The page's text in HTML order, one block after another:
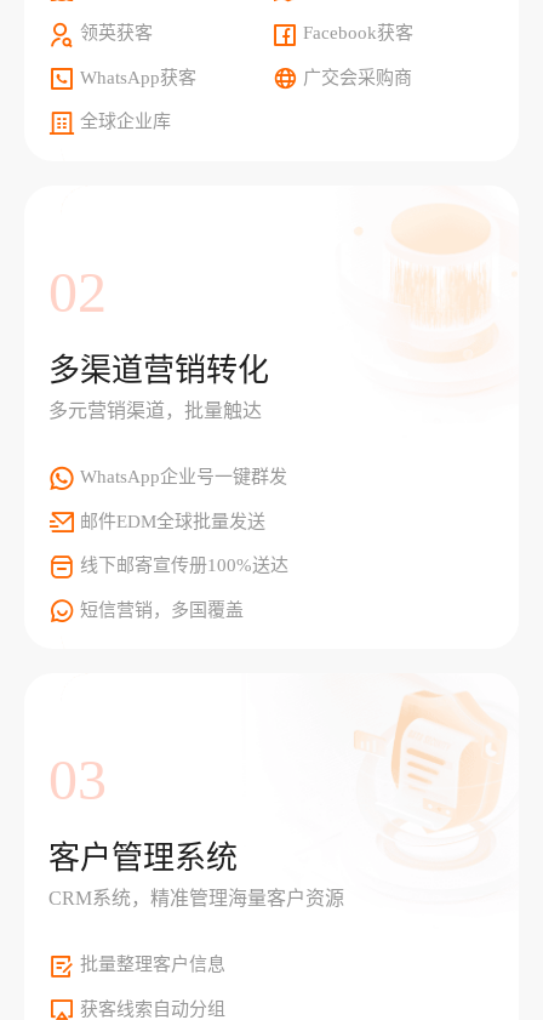
领英获客 Facebook获客
WhatsApp获客 广交会采购商
全球企业库
02
多渠道营销转化
多元营销渠道，批量触达
WhatsApp企业号一键群发
邮件EDM全球批量发送
线下邮寄宣传册100%送达
短信营销，多国覆盖
03
客户管理系统
CRM系统，精准管理海量客户资源
批量整理客户信息
获客线索自动分组